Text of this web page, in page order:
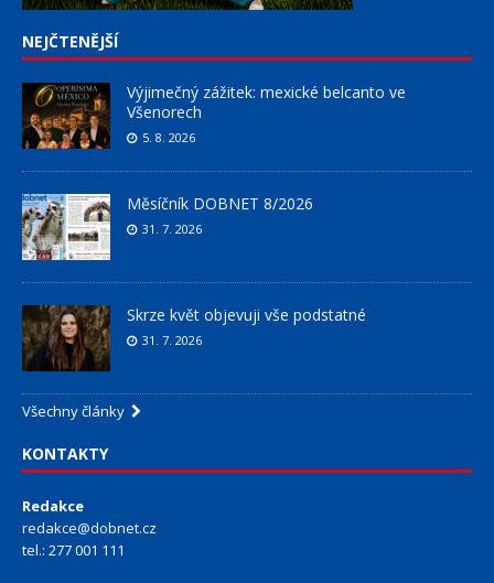
NEJČTENĚJŠÍ
Výjimečný zážitek: mexické belcanto ve
Všenorech
5. 8. 2026
Měsíčník DOBNET 8/2026
31. 7. 2026
Skrze květ objevuji vše podstatné
31. 7. 2026
Všechny články
KONTAKTY
Redakce
redakce@dobnet.cz
tel.: 277 001 111